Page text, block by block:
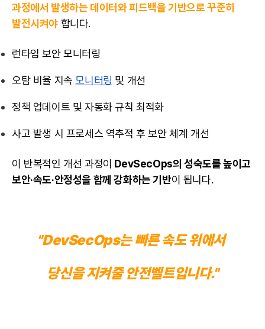
과정에서 발생하는 데이터와 피드백을 기반으로 꾸준히
발전시켜야 합니다.
런타임 보안 모니터링
오탐 비율 지속모니터링 및 개선
정책 업데이트 및 자동화 규칙 최적화
사고 발생 시 프로세스 역추적 후 보안 체계 개선
이 반복적인 개선 과정이 DevSecOps의 성숙도를 높이고
보안·속도·안정성을 함께 강화하는 기반이 됩니다.
"DevSecOps는 빠른 속도 위에서
당신을 지켜줄 안전벨트입니다."